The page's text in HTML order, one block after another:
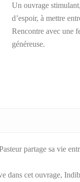
Un ouvrage
d’espoir, à mettre
Rencontre avec une
généreuse.
partage sa vie
dans cet ouvrage,